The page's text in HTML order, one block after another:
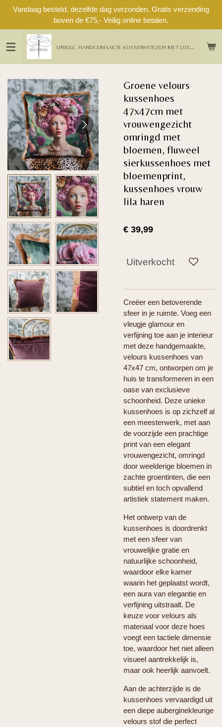
Ga
naar
de
hoofdinhoud
U
NIEKE, HANDGEMAAKTE KUSSENHOEZEN MET LUXE DETAILS UIT EIGEN ATELIER
Vandaag besteld, dezelfde dag verzonden. Gratis verzending
boven de €75,- Veilig online betalen.
Groene velours
kussenhoes
47x47cm met
vrouwengezicht
omringd met
bloemen, fluweel
sierkussenhoes met
bloemenprint,
kussenhoes vrouw
lila haren
€ 39,99
Uitverkocht
Creëer een betoverende
sfeer in je ruimte. Voeg een
vleugje glamour en
verfijning toe aan je interieur
met deze handgemaakte,
velours kussenhoes van
47x47 cm, ontworpen om je
huis te transformeren in een
oase van exclusieve
schoonheid. Deze unieke
kussenhoes is op zichzelf al
een meesterwerk, met aan
de voorzijde een prachtige
print van een elegant
vrouwengezicht, omringd
door weelderige bloemen in
zachte groentinten, die een
subtiel en toch opvallend
artistiek statement maken.
Het ontwerp van de
kussenhoes is doordrenkt
met een sfeer van
vrouwelijke gratie en
natuurlijke schoonheid,
waardoor elke kamer
waarin het geplaatst wordt,
een aura van elegantie en
verfijning uitstraalt. De
keuze voor velours als
materiaal voor deze hoes
voegt een tactiele dimensie
toe, waardoor het niet alleen
visueel aantrekkelijk is,
maar ook heerlijk aanvoelt.
Aan de achterzijde is de
kussenhoes vervaardigd uit
een diepe auberginekleurige
velours stof die perfect